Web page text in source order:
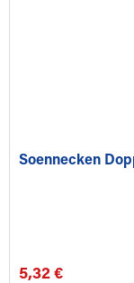
Soennecken
5,32 €